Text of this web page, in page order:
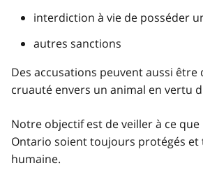
interdiction à vie de posséder
autres sanctions
Des accusations peuvent aussi être
cruauté envers un animal en vertu
Notre objectif est de veiller à ce que
Ontario soient toujours protégés et
humaine.